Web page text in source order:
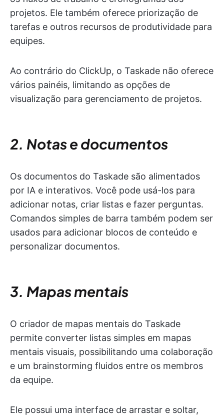
projetos. Ele também oferece priorização de
tarefas e outros recursos de produtividade para
equipes.
Ao contrário do ClickUp, o Taskade não oferece
vários painéis, limitando as opções de
visualização para gerenciamento de projetos.
2. Notas e documentos
Os documentos do Taskade são alimentados
por IA e interativos. Você pode usá-los para
adicionar notas, criar listas e fazer perguntas.
Comandos simples de barra também podem ser
usados para adicionar blocos de conteúdo e
personalizar documentos.
3. Mapas mentais
O criador de mapas mentais do Taskade
permite converter listas simples em mapas
mentais visuais, possibilitando uma colaboração
e um brainstorming fluidos entre os membros
da equipe.
Ele possui uma interface de arrastar e soltar,